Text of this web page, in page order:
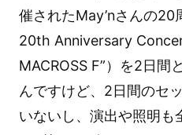
催されたMay’nさんの20
20th Anniversary
MACROSS F”）を2日間
んですけど、2日間のセ
いないし、演出や照明も